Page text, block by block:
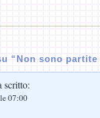
“Non sono
scritto:
07:00